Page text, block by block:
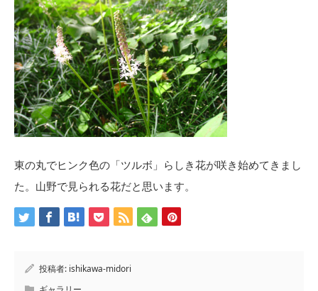
東の丸でヒンク色の「ツルボ」らしき花が咲き始めてきまし
た。山野で見られる花だと思います。
投稿者: ishikawa-midori